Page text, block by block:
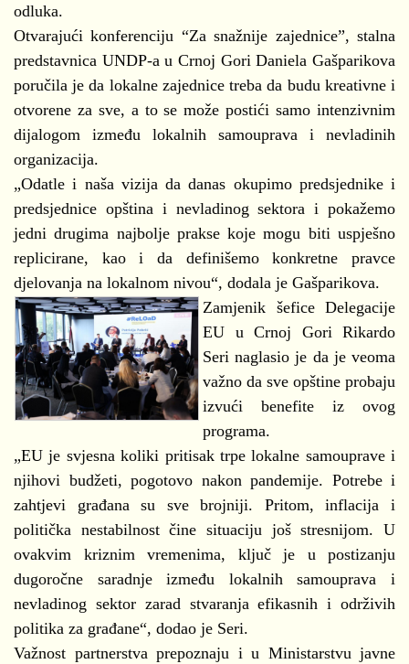
odluka.
Otvarajući konferenciju “Za snažnije zajednice”, stalna
predstavnica UNDP-a u Crnoj Gori Daniela Gašparikova
poručila je da lokalne zajednice treba da budu kreativne i
otvorene za sve, a to se može postići samo intenzivnim
dijalogom između lokalnih samouprava i nevladinih
organizacija.
„Odatle i naša vizija da danas okupimo predsjednike i
predsjednice opština i nevladinog sektora i pokažemo
jedni drugima najbolje prakse koje mogu biti uspješno
replicirane, kao i da definišemo konkretne pravce
djelovanja na lokalnom nivou“, dodala je Gašparikova.
Zamjenik šefice Delegacije
EU u Crnoj Gori Rikardo
Seri naglasio je da je veoma
važno da sve opštine probaju
izvući benefite iz ovog
programa.
„EU je svjesna koliki pritisak trpe lokalne samouprave i
njihovi budžeti, pogotovo nakon pandemije. Potrebe i
zahtjevi građana su sve brojniji. Pritom, inflacija i
politička nestabilnost čine situaciju još stresnijom. U
ovakvim kriznim vremenima, ključ je u postizanju
dugoročne saradnje između lokalnih samouprava i
nevladinog sektor zarad stvaranja efikasnih i održivih
politika za građane“, dodao je Seri.
Važnost partnerstva prepoznaju i u Ministarstvu javne